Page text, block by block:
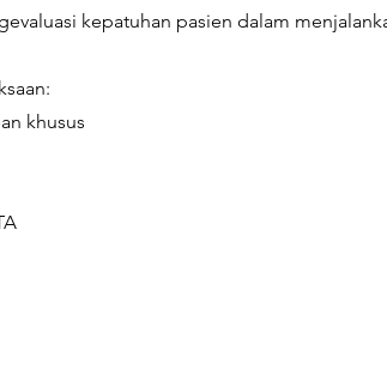
kepatuhan pasien dalam
khusus